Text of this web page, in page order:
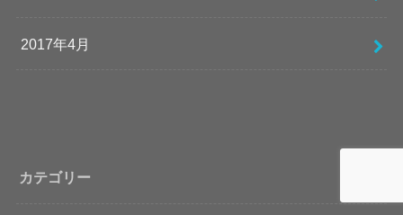
2017年4月
カテゴリー